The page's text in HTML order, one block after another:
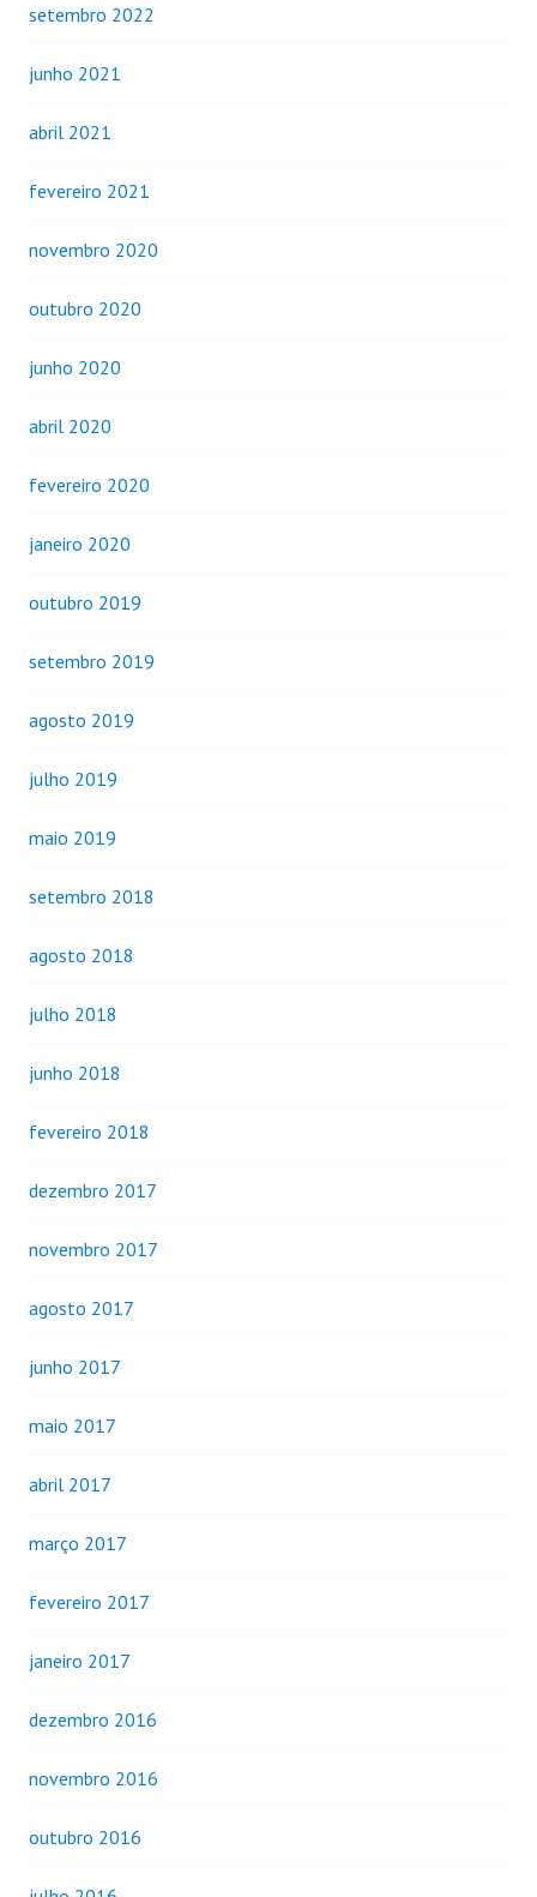
setembro 2022
junho 2021
abril 2021
fevereiro 2021
novembro 2020
outubro 2020
junho 2020
abril 2020
fevereiro 2020
janeiro 2020
outubro 2019
setembro 2019
agosto 2019
julho 2019
maio 2019
setembro 2018
agosto 2018
julho 2018
junho 2018
fevereiro 2018
dezembro 2017
novembro 2017
agosto 2017
junho 2017
maio 2017
abril 2017
março 2017
fevereiro 2017
janeiro 2017
dezembro 2016
novembro 2016
outubro 2016